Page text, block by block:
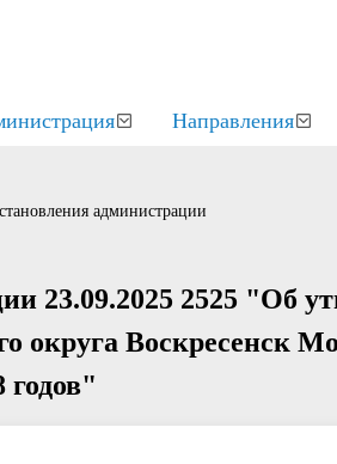
Направления
администрации
23.09.2025 2525 "Об
округа Воскресенск
годов"